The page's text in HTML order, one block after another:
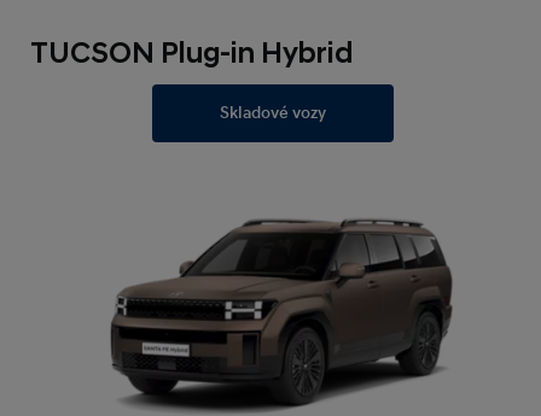
TUCSON Plug-in Hybrid
Skladové vozy